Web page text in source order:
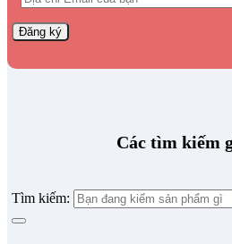
Các tìm kiếm
Tìm kiếm: